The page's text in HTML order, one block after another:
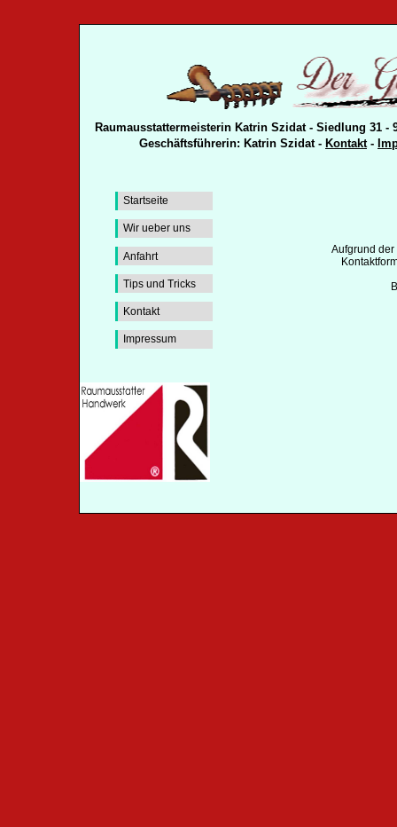
Raumausstattermeisterin Katrin Szidat - Siedlung 31 -
Geschäftsführerin: Katrin Szidat - Kontakt-
Startseite
Wir ueber uns
Anfahrt
Tips und Tricks
Kontakt
Impressum
Aufgrund